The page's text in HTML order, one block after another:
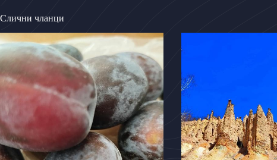
Слични чланци